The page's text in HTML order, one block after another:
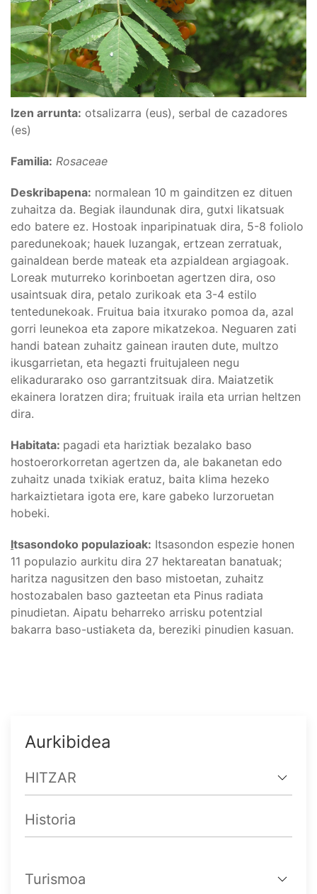
Izen arrunta: otsalizarra (eus), serbal de cazadores
(es)
Familia: Rosaceae
Deskribapena: normalean 10 m gainditzen ez dituen
zuhaitza da. Begiak ilaundunak dira, gutxi likatsuak
edo batere ez. Hostoak inparipinatuak dira, 5-8 foliolo
paredunekoak; hauek luzangak, ertzean zerratuak,
gainaldean berde mateak eta azpialdean argiagoak.
Loreak muturreko korinboetan agertzen dira, oso
usaintsuak dira, petalo zurikoak eta 3-4 estilo
tentedunekoak. Fruitua baia itxurako pomoa da, azal
gorri leunekoa eta zapore mikatzekoa. Neguaren zati
handi batean zuhaitz gainean irauten dute, multzo
ikusgarrietan, eta hegazti fruitujaleen negu
elikadurarako oso garrantzitsuak dira. Maiatzetik
ekainera loratzen dira; fruituak iraila eta urrian heltzen
dira.
Habitata: pagadi eta hariztiak bezalako baso
hostoerorkorretan agertzen da, ale bakanetan edo
zuhaitz unada txikiak eratuz, baita klima hezeko
harkaiztietara igota ere, kare gabeko lurzoruetan
hobeki.
Itsasondoko populazioak: Itsasondon espezie honen
11 populazio aurkitu dira 27 hektareatan banatuak;
haritza nagusitzen den baso mistoetan, zuhaitz
hostozabalen baso gazteetan eta Pinus radiata
pinudietan. Aipatu beharreko arrisku potentzial
bakarra baso-ustiaketa da, bereziki pinudien kasuan.
Aurkibidea
HITZAR
Historia
Turismoa